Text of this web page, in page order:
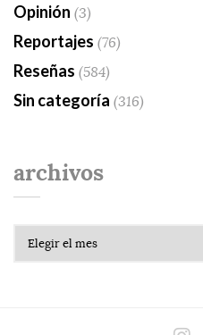
Opinión (3)
Reportajes (76)
Reseñas (584)
Sin categoría (316)
archivos